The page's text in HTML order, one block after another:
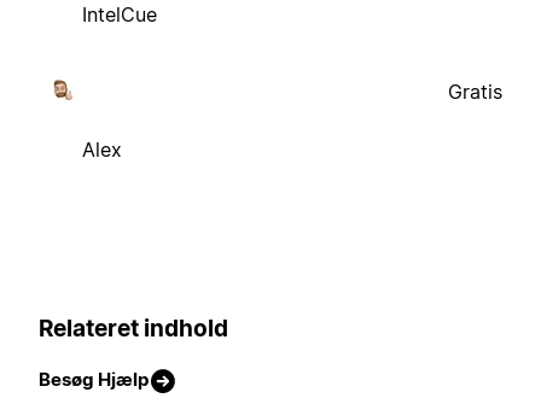
IntelCue
Alex
Gratis
Relateret indhold
Besøg Hjælp